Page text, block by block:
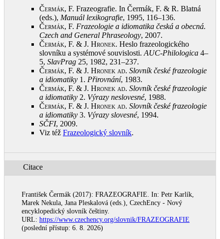
Čermák, F. Frazeografie. In Čermák, F. & R. Blatná
(eds.), Manuál lexikografie, 1995, 116–136.
Čermák, F. Frazeologie a idiomatika česká a obecná.
Czech and General Phraseology, 2007.
Čermák, F. & J. Hronek. Heslo frazeologického
slovníku a systémové souvislosti. AUC‑Philologica 4–
5, SlavPrag 25, 1982, 231–237.
Čermák, F. & J. Hronek ad. Slovník české frazeologie
a idiomatiky 1. Přirovnání, 1983.
Čermák, F. & J. Hronek ad. Slovník české frazeologie
a idiomatiky 2. Výrazy neslovesné, 1988.
Čermák, F. & J. Hronek ad. Slovník české frazeologie
a idiomatiky 3. Výrazy slovesné, 1994.
SČFI, 2009.
Viz též Frazeologický slovník.
Citace
František Čermák (2017): FRAZEOGRAFIE. In: Petr Karlík,
Marek Nekula, Jana Pleskalová (eds.), CzechEncy - Nový
encyklopedický slovník češtiny.
URL: https://www.czechency.org/slovnik/FRAZEOGRAFIE
(poslední přístup: 6. 8. 2026)